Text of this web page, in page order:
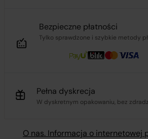
Bezpieczne płatności
Tylko sprawdzone i szybkie metody
Pełna dyskrecja
W dyskretnym opakowaniu, bez
O nas. Informacja o internetowej